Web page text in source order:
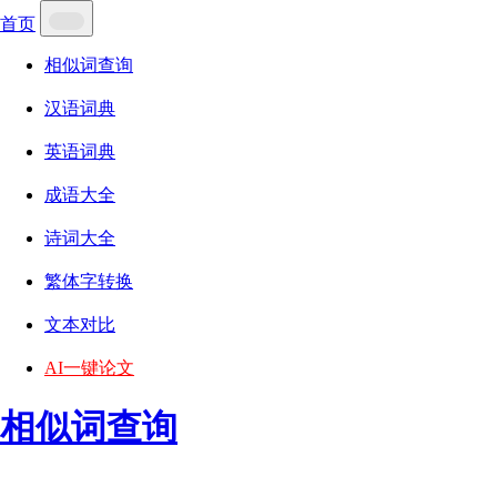
首页
相似词查询
汉语词典
英语词典
成语大全
诗词大全
繁体字转换
文本对比
AI一键论文
相似词查询